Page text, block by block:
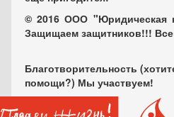
© 2016 ООО "Юридическая
Защищаем защитников!!!
Благотворительность
помощи?) Мы участвуем!